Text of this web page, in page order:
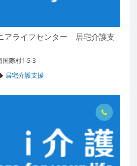
アライフセンター 居宅介護支
国際村1-5-3
居宅介護支援